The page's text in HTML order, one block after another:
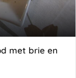
met brie en